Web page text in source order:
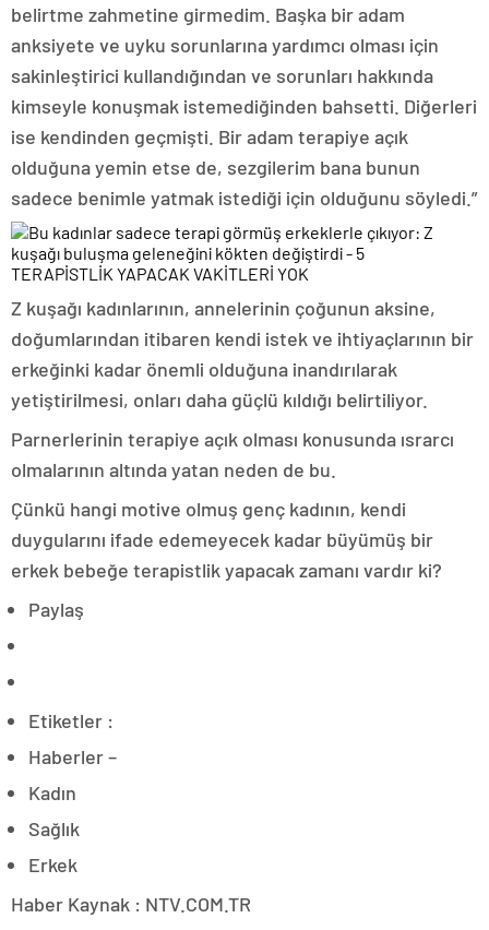
belirtme zahmetine girmedim. Başka bir adam
anksiyete ve uyku sorunlarına yardımcı olması için
sakinleştirici kullandığından ve sorunları hakkında
kimseyle konuşmak istemediğinden bahsetti. Diğerleri
ise kendinden geçmişti. Bir adam terapiye açık
olduğuna yemin etse de, sezgilerim bana bunun
sadece benimle yatmak istediği için olduğunu söyledi.”
TERAPİSTLİK YAPACAK VAKİTLERİ YOK
Z kuşağı kadınlarının, annelerinin çoğunun aksine,
doğumlarından itibaren kendi istek ve ihtiyaçlarının bir
erkeğinki kadar önemli olduğuna inandırılarak
yetiştirilmesi, onları daha güçlü kıldığı belirtiliyor.
Parnerlerinin terapiye açık olması konusunda ısrarcı
olmalarının altında yatan neden de bu.
Çünkü hangi motive olmuş genç kadının, kendi
duygularını ifade edemeyecek kadar büyümüş bir
erkek bebeğe terapistlik yapacak zamanı vardır ki?
Paylaş
Etiketler :
Haberler –
Kadın
Sağlık
Erkek
Haber Kaynak : NTV.COM.TR